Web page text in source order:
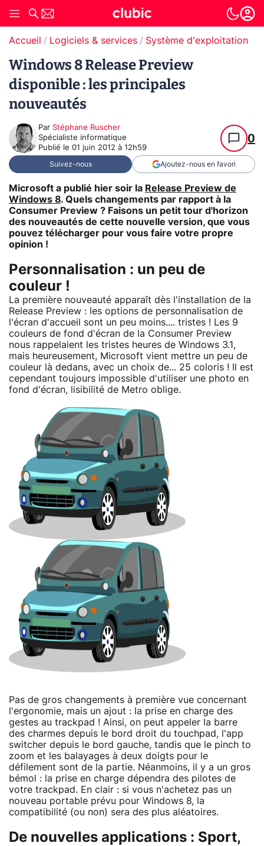
Accueil Logiciels & services Système d'exploitation
Windows 8 Release Preview
disponible : les principales
nouveautés
Par Stéphane Ruscher
Spécialiste informatique
Publié le 01 juin 2012 à 12h59
0
Suivez-nous Ajoutez-nous en favori
Microsoft a publié hier soir la Release Preview de
Windows 8. Quels changements par rapport à la
Consumer Preview ? Faisons un petit tour d'horizon
des nouveautés de cette nouvelle version, que vous
pouvez télécharger pour vous faire votre propre
opinion !
Personnalisation : un peu de
couleur !
La première nouveauté apparaît dès l'installation de la
Release Preview : les options de personnalisation de
l'écran d'accueil sont un peu moins.... tristes ! Les 9
couleurs de fond d'écran de la Consumer Preview
nous rappelaient les tristes heures de Windows 3.1,
mais heureusement, Microsoft vient mettre un peu de
couleur là dedans, avec un choix de... 25 coloris ! Il est
cependant toujours impossible d'utiliser une photo en
fond d'écran, lisibilité de Metro oblige.
Pas de gros changements à première vue concernant
l'ergonomie, mais un ajout : la prise en charge des
gestes au trackpad ! Ainsi, on peut appeler la barre
des charmes depuis le bord droit du touchpad, l'app
switcher depuis le bord gauche, tandis que le pinch to
zoom et les balayages à deux doigts pour le
défilement sont de la partie. Néanmoins, il y a un gros
bémol : la prise en charge dépendra des pilotes de
votre trackpad. En clair : si vous n'achetez pas un
nouveau portable prévu pour Windows 8, la
compatibilité (ou non) sera des plus aléatoires.
De nouvelles applications : Sport,